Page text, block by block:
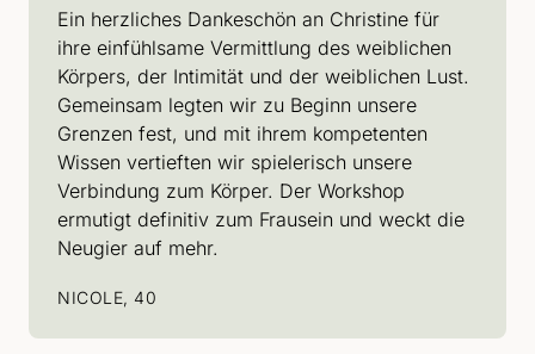
Ein herzliches Dankeschön an Christine für
ihre einfühlsame Vermittlung des weiblichen
Körpers, der Intimität und der weiblichen Lust.
Gemeinsam legten wir zu Beginn unsere
Grenzen fest, und mit ihrem kompetenten
Wissen vertieften wir spielerisch unsere
Verbindung zum Körper. Der Workshop
ermutigt definitiv zum Frausein und weckt die
Neugier auf mehr.
NICOLE, 40